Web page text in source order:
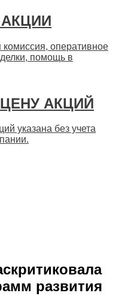
оперативное
помощь в
АКЦИЙ
указана без учета
развития